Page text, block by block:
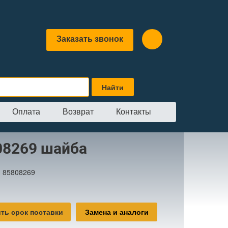
Заказать звонок
Оплата Возврат Контакты
шайба
85808269
срок поставки Замена и аналоги